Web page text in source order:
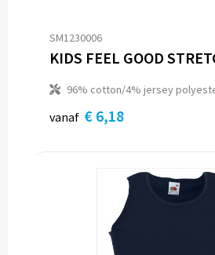
SM1230006
KIDS FEEL GOOD
96% cotton/4% jersey
vanaf € 6,18